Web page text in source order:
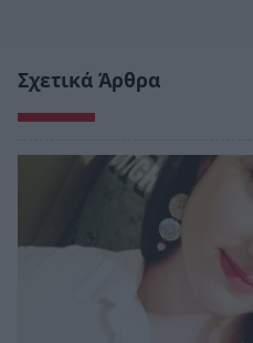
Σχετικά Άρθρα